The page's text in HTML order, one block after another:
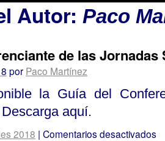
Autor: Paco
de las Jornadas
por Paco Martínez
la Guía del
aquí.
2018 | Comentarios desactivados